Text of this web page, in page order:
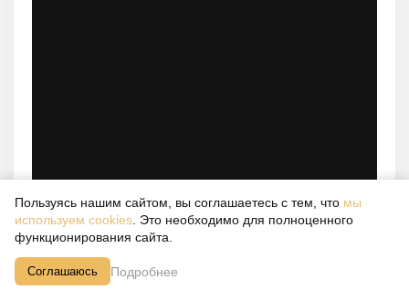
Пользуясь нашим сайтом, вы соглашаетесь с тем, что мы
используем cookies . Это необходимо для полноценного
функционирования сайта.
Соглашаюсь Подробнее